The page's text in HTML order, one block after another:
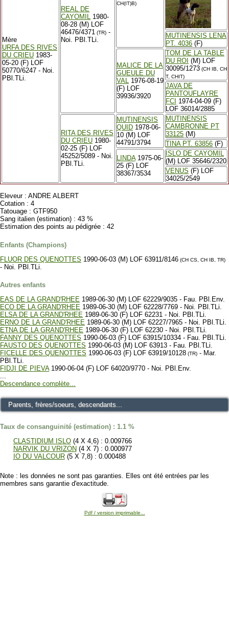
Mère
URFA DES RIVES
DU CRIEU 1983-
05-20 (F) LOF
50770/6247 - Noi.
PBl.TLi.
REAL DE
CAYOMIL 1980-
08-28 (M) LOF
46476/4371 (TR) -
Noi. PBl.TLi.
CH(IT)B)
MUTINENSIS LENA
PT. 4036 (F)
MALICE DE LA
GUEULE DU
VAL 1976-08-19
(F) LOF
39936/3920
TOM DE LA TABLE
DU ROI (M) LOF
30095/1273 (CH IB, CH
T, CHIT)
JAVA DE
PANTOUFLAYRE
FCI 1974-04-09 (F)
LOF 36014/2885
RITA DES RIVES
DU CRIEU 1980-
02-25 (F) LOF
45252/5089 - Noi.
PBl.TLi.
MUTINENSIS
QUID 1978-06-
10 (M) LOF
44791/3794
MUTINENSIS
CAMBRONNE PT
33125 (M)
TINA PT. 63856 (F)
LINDA1975-06-
25 (F) LOF
38367/3534
ISLO DE CAYOMIL
(M) LOF 35646/2320
VENUS (F) LOF
34025/2549
Eleveur : ANDRE ALBERT
Cotation : 4
Tatouage : GTF950
Sang italien (estimation) : 43 %
Estimation des points au pédigrée : 42
Enfants (Champions)
FLUOR DES QUENOTTES 1990-06-03 (M) LOF 63911/8146 (CH CS, CH IB, TR)
- Noi. PBl.TLi.
Autres enfants
EAS DE LA GRAND'RHEE 1989-06-30 (M) LOF 62229/9035 - Fau. PBl.Env.
ECO DE LA GRAND'RHEE 1989-06-30 (M) LOF 62228/7769 - Noi. PBl.TLi.
ELSA DE LA GRAND'RHEE 1989-06-30 (F) LOF 62231 - Noi. PBl.TLi.
ERNO DE LA GRAND'RHEE 1989-06-30 (M) LOF 62227/7965 - Noi. PBl.TLi.
ETNA DE LA GRAND'RHEE 1989-06-30 (F) LOF 62230 - Noi. PBl.TLi.
FANNY DES QUENOTTES 1990-06-03 (F) LOF 63915/10334 - Fau. PBl.TLi.
FAUSTO DES QUENOTTES 1990-06-03 (M) LOF 63913 - Fau. PBl.TLi.
FICELLE DES QUENOTTES 1990-06-03 (F) LOF 63919/10128 (TR) - Mar.
PBl.TLi.
FIDJI DE PIEVA1990-06-04 (F) LOF 64020/9770 - Noi. PBl.Env.
...
Descendance complète...
Parents, frères/soeurs, descendants...
Taux de consanguinité (estimation) : 1.1 %
CLASTIDIUM ISLO(4 X 4,6) : 0.009766
NARVIK DU VRIZON (4 X 7) : 0.000977
IO DU VALCOUR(5 X 7,8) : 0.000488
Note : les données ne sont pas garanties. Elles ont été entrées par les
membres sans garantie d'exactitude.
Pdf / version imprimable...